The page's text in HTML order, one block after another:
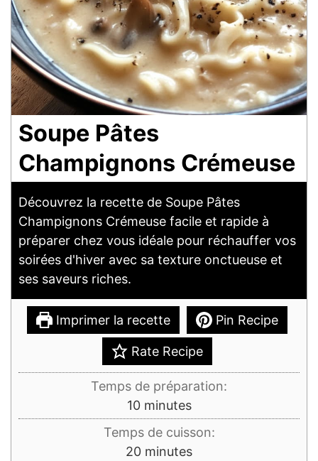
Soupe Pâtes
Champignons Crémeuse
Découvrez la recette de Soupe Pâtes
Champignons Crémeuse facile et rapide à
préparer chez vous idéale pour réchauffer vos
soirées d'hiver avec sa texture onctueuse et
ses saveurs riches.
Imprimer la recette Pin Recipe
Rate Recipe
Temps de préparation:
10minutes
minutes
Temps de cuisson:
20minutes
minutes